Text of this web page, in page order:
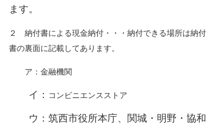
ます。
２ 納付書による現金納付・・・ 納付できる場所は納付
書の裏面に記載してあります。
ア：金融機関
イ： コンビニエンスストア
ウ：筑西市役所本庁、関城・明野・協和